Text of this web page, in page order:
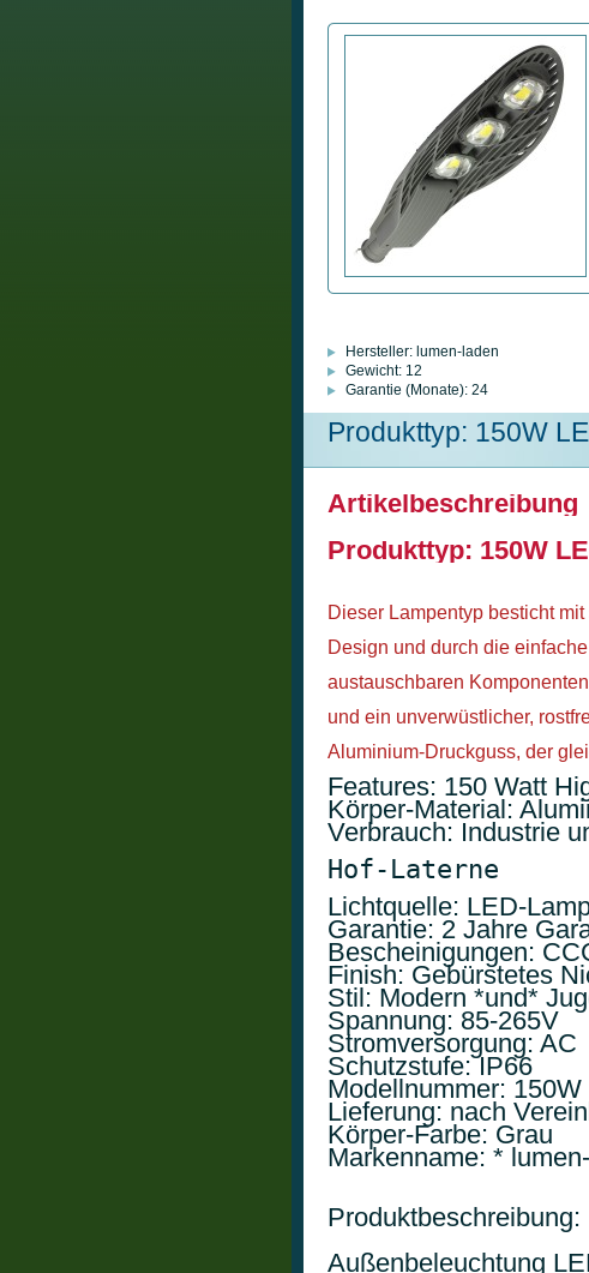
Hersteller: lumen-laden
Gewicht: 12
Garantie (Monate): 24
Produkttyp: 150W
Artikelbeschreibung
Produkttyp: 150W
Dieser Lampentyp besticht
Design und durch die
austauschbaren
und ein unverwüstlicher,
Aluminium-Druckguss, der
Features: 150 Watt
Körper-Material:
Verbrauch: Industrie
Hof-Laterne
Lichtquelle: LED-
Garantie: 2 Jahre
Bescheinigungen:
Finish: Gebürstetes
Stil: Modern *und*
Spannung: 85-265V
Stromversorgung: AC
Schutzstufe: IP66
Modellnummer: 150W
Lieferung: nach
Körper-Farbe: Grau
Markenname: *
Produktbeschreibung:
Außenbeleuchtung